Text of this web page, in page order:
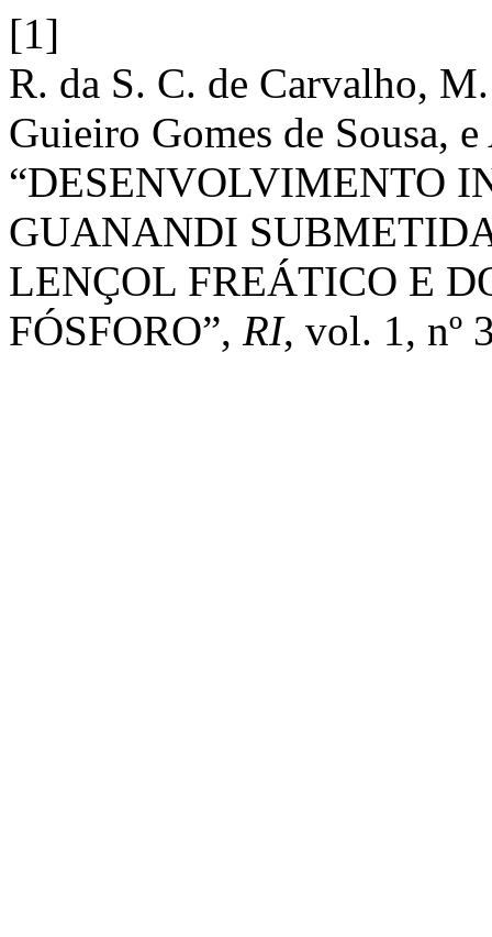
[1]
R. da S. C. de Carvalho,
Guieiro Gomes de Sousa,
“DESENVOLVIMENTO
GUANANDI
LENÇOL FREÁTICO E
FÓSFORO”, RI, vol. 1, nº